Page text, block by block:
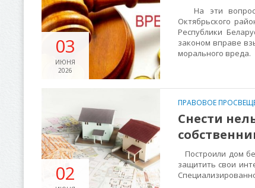
03
ИЮНЯ
2026
На эти вопросы
Октябрьского
Республики
законом вправе
морального вреда.
02
ПРАВОВОЕ
Снести
Построили дом
защитить свои